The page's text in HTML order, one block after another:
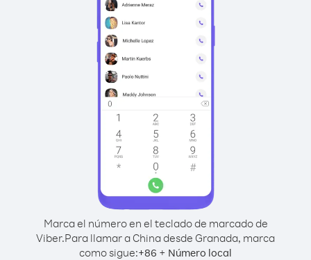
Marca el número en el teclado de marcado de
Viber.Para llamar a China desde Granada, marca
como sigue:+86 + Número local